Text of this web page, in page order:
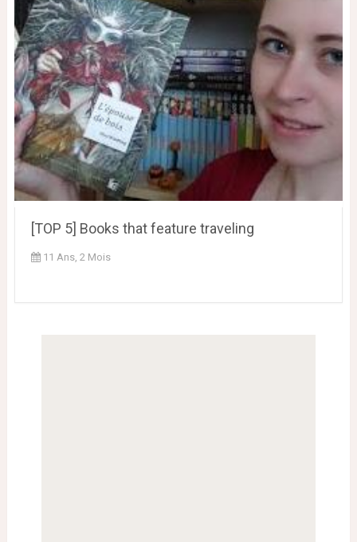
[TOP 5] Books that feature traveling
11 Ans, 2 Mois